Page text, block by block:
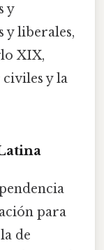
y
y liberales,
XIX,
y la
para
de